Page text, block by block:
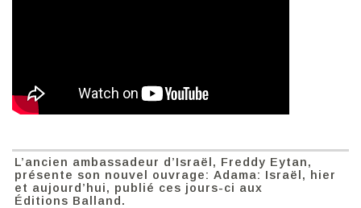
L’ancien ambassadeur d’Israël, Freddy Eytan,
présente son nouvel ouvrage: Adama: Israël, hier
et aujourd’hui, publié ces jours-ci aux
Éditions Balland.